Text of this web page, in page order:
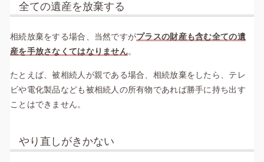
全ての遺産を放棄する
相続放棄をする場合、当然ですがプラスの財産も含む全ての遺
産を手放さなくてはなりません。
たとえば、被相続人が親である場合、相続放棄をしたら、テレ
ビや電化製品なども被相続人の所有物であれば勝手に持ち出す
ことはできません。
やり直しがきかない